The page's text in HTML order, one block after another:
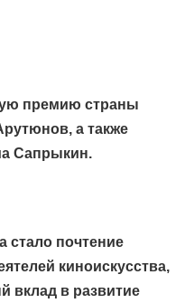
премию страны
а также
Сапрыкин.
стало почтение
киноискусства,
вклад в развитие